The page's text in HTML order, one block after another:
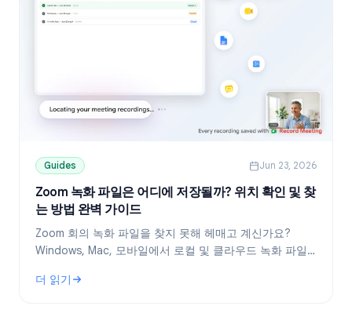
Guides Jun 23, 2026
Zoom 녹화 파일은 어디에 저장될까? 위치 확인 및 찾
는 방법 완벽 가이드
Zoom 회의 녹화 파일을 찾지 못해 헤매고 계신가요?
Windows, Mac, 모바일에서 로컬 및 클라우드 녹화 파일
드립니다.
더 읽기
: Zoom 녹화 파일은 어디에 저장될까? 위치 확인 및 찾는 방법